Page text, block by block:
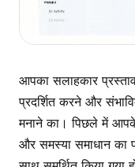
आपका सलाहकार
प्रदर्शित करने और
मनाने का। पिछले में आपके
और समस्या समाधान का